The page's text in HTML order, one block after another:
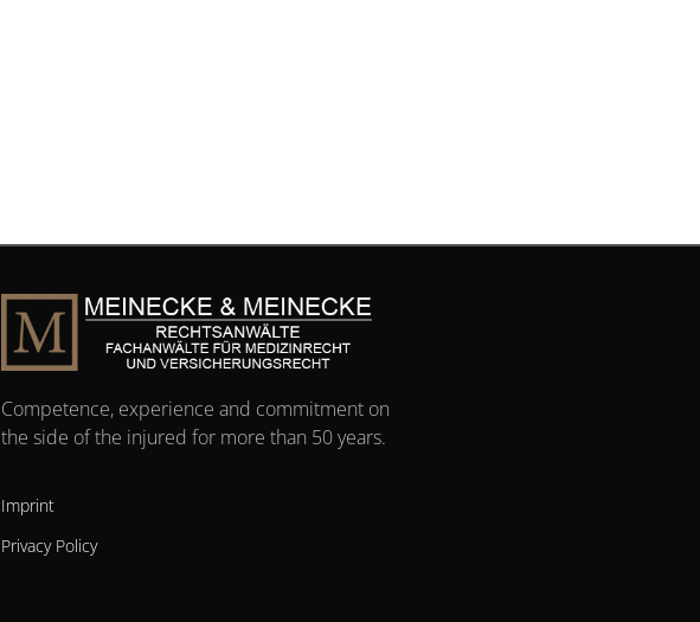
Competence, experience and commitment on
the side of the injured for more than 50 years.
Imprint
Privacy Policy